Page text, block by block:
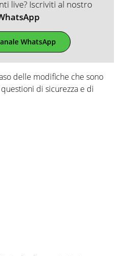
live? Iscriviti al nostro
WhatsApp
delle modifiche che sono
di sicurezza e di